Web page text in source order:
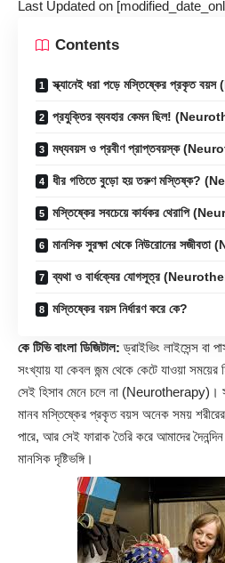
Last Updated on
Contents
স্ক্যানেই ধরা পড়ে মস্তিষ্কের প্রকৃত
প্রযুক্তির ব্যবহার কেমন ছিল!
মধ্যবয়স ও প্রবীণ প্রাপ্তবয়স্ক
ধীর গতিতে বুড়ো হয় তরুণ মস্তিষ্ক?
মস্তিষ্কের সবচেয়ে কার্যকর থেরাপি
মানসিক সুরক্ষা থেকে নিউরোনের
ব্যথা ও বার্ধক্যের যোগসূত্র
মস্তিষ্কের বয়স নির্ধারণ করে কে?
কে টিভি বাংলা ডিজিটাল: ড্রাইভিং লাইসেন্স বা
সংখ্যায় যা কেবল জন্ম থেকে কেটে যাওয়া
সেই হিসাব মেনে চলে না (Neurotherapy)।
মানব মস্তিষ্কের প্রকৃত বয়স অনেক সময়
পারে, আর সেই ফারাক তৈরি করে আমাদের
মানসিক দৃষ্টিভঙ্গি।